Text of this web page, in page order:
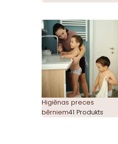
Higiēnas preces
bērniem41 Produkts